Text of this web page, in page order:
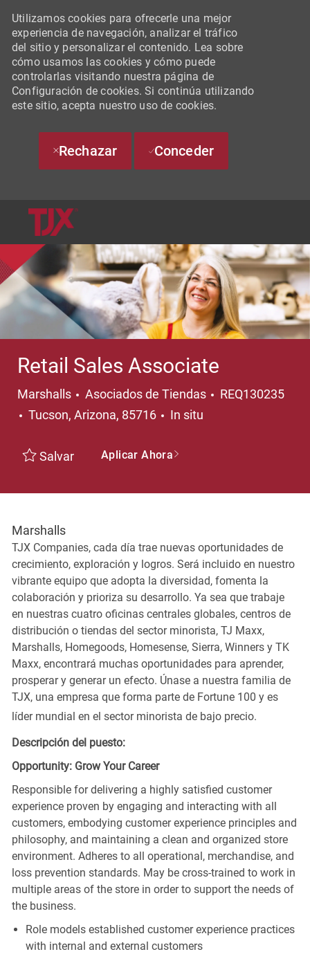
Utilizamos cookies para ofrecerle una mejor
experiencia de navegación, analizar el tráfico
del sitio y personalizar el contenido. Lea sobre
cómo usamos las cookies y cómo puede
controlarlas visitando nuestra página de
Configuración de cookies. Si continúa utilizando
este sitio, acepta nuestro uso de cookies.
Rechazar Conceder
Retail Sales Associate
Marshalls Categoría
Asociados de Tiendas
REQ130235
Ubicación
Tucson, Arizona, 85716 In situ
Salvar Aplicar Ahora
Marshalls
TJX Companies, cada día trae nuevas oportunidades de
crecimiento, exploración y logros. Será incluido en nuestro
vibrante equipo que adopta la diversidad, fomenta la
colaboración y prioriza su desarrollo. Ya sea que trabaje
en nuestras cuatro oficinas centrales globales, centros de
distribución o tiendas del sector minorista, TJ Maxx,
Marshalls, Homegoods, Homesense, Sierra, Winners y TK
Maxx, encontrará muchas oportunidades para aprender,
prosperar y generar un efecto. Únase a nuestra familia de
TJX, una empresa que forma parte de Fortune 100 y es
líder mundial en el sector minorista de bajo precio.
Descripción del puesto:
Opportunity: Grow Your Career
Responsible for delivering a highly satisfied customer
experience proven by engaging and interacting with all
customers, embodying customer experience principles and
philosophy, and maintaining a clean and organized store
environment. Adheres to all operational, merchandise, and
loss prevention standards. May be cross-trained to work in
multiple areas of the store in order to support the needs of
the business.
Role models established customer experience practices
with internal and external customers